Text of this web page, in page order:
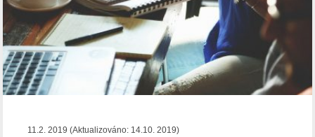
11.2. 2019 (Aktualizováno: 14.10. 2019)